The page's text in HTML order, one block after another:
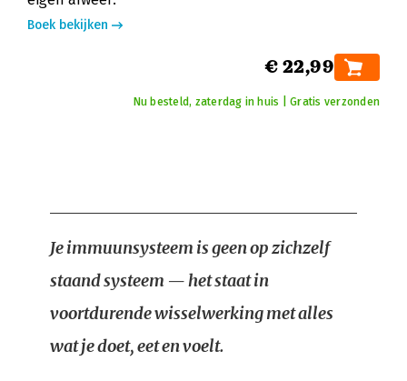
Boek bekijken
€ 22,99
Nu besteld, zaterdag in huis | Gratis verzonden
Je immuunsysteem is geen op zichzelf
staand systeem — het staat in
voortdurende wisselwerking met alles
wat je doet, eet en voelt.